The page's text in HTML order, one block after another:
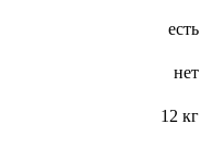
есть
нет
12 кг